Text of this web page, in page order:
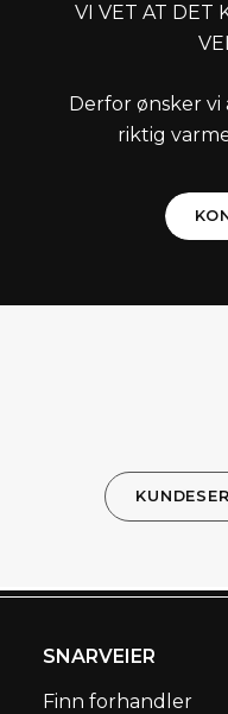
VI VET AT DET
Derfor ønsker
riktig
SNARVEIER
Finn forhandler